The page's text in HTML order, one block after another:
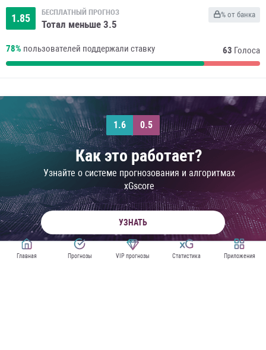
1.85 БЕСПЛАТНЫЙ ПРОГНОЗ
Тотал меньше 3.5
% от банка
78% пользователей поддержали ставку 63 Голоса
1.6 0.5
Как это работает?
Узнайте о системе прогнозования и алгоритмах
xGscore
УЗНАТЬ
Главная Прогнозы VIP прогнозы Статистика Приложения